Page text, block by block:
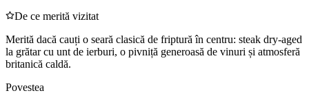
De ce merită vizitat
Merită dacă cauți o seară clasică de friptură în centru: steak dry-aged
la grătar cu unt de ierburi, o pivniță generoasă de vinuri și atmosferă
britanică caldă.
Povestea